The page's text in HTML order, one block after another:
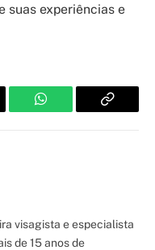
suas experiências e
WhatsApp Copy
visagista e especialista
de 15 anos de